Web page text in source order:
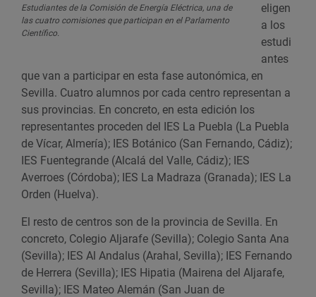
Estudiantes de la Comisión de Energía Eléctrica, una de
las cuatro comisiones que participan en el Parlamento
Científico.
eligen
a los
estudi
antes
que van a participar en esta fase autonómica, en
Sevilla. Cuatro alumnos por cada centro representan a
sus provincias. En concreto, en esta edición los
representantes proceden del IES La Puebla (La Puebla
de Vícar, Almería); IES Botánico (San Fernando, Cádiz);
IES Fuentegrande (Alcalá del Valle, Cádiz); IES
Averroes (Córdoba); IES La Madraza (Granada); IES La
Orden (Huelva).
El resto de centros son de la provincia de Sevilla. En
concreto, Colegio Aljarafe (Sevilla); Colegio Santa Ana
(Sevilla); IES Al Andalus (Arahal, Sevilla); IES Fernando
de Herrera (Sevilla); IES Hipatia (Mairena del Aljarafe,
Sevilla); IES Mateo Alemán (San Juan de